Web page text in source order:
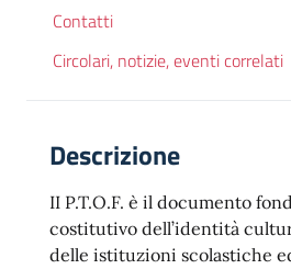
Contatti
Circolari, notizie, eventi correlati
Descrizione
II P.T.O.F. è il documento
costitutivo dell’identità
delle istituzioni scolastiche